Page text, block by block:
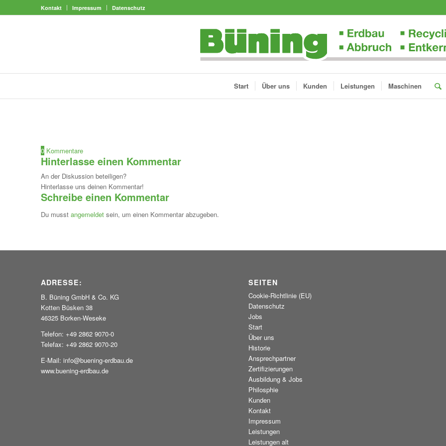
Kontakt Impressum Datenschutz
Start Über uns Kunden Leistungen Maschinen
0 Kommentare
Hinterlasse einen Kommentar
An der Diskussion beteiligen?
Hinterlasse uns deinen Kommentar!
Schreibe einen Kommentar
Du musst angemeldet sein, um einen Kommentar abzugeben.
ADRESSE:
B. Büning GmbH & Co. KG
Kotten Büsken 38
46325 Borken-Weseke
Telefon: +49 2862 9070-0
Telefax: +49 2862 9070-20
E-Mail: info@buening-erdbau.de
www.buening-erdbau.de
SEITEN
Cookie-Richtlinie (EU)
Datenschutz
Jobs
Start
Über uns
Historie
Ansprechpartner
Zertifizierungen
Ausbildung & Jobs
Philosphie
Kunden
Kontakt
Impressum
Leistungen
Leistungen alt